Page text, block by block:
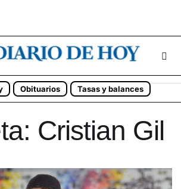
Obituarios Tasas y balances
Cristian Gil